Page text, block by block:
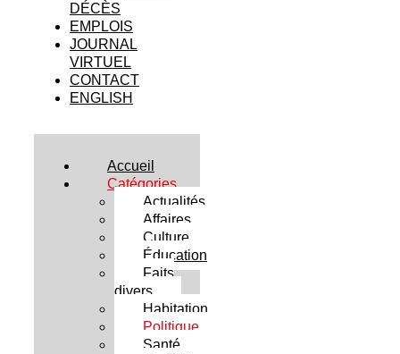
DÉCÈS
EMPLOIS
JOURNAL
VIRTUEL
CONTACT
ENGLISH
Accueil
Catégories
Actualités
Affaires
Culture
Éducation
Faits
divers
Habitation
Politique
Santé